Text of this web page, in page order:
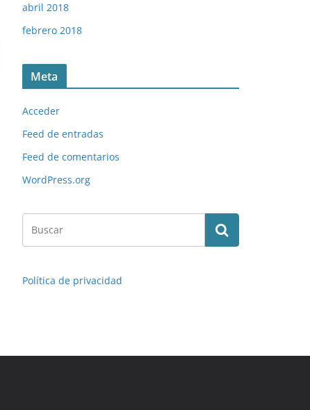
abril 2018
febrero 2018
Meta
Acceder
Feed de entradas
Feed de comentarios
WordPress.org
Política de privacidad